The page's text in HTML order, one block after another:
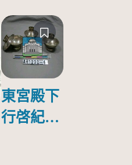
東宮殿下
行啓紀念